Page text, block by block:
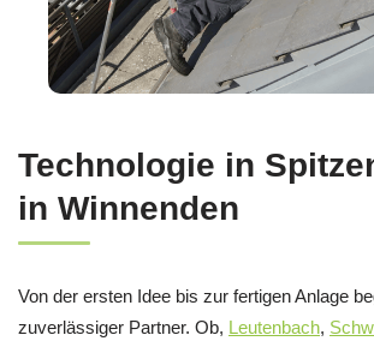
Technologie in
in Winnenden
Von der ersten Idee bis zur fertigen Anlage
zuverlässiger Partner. Ob, Leutenbach,